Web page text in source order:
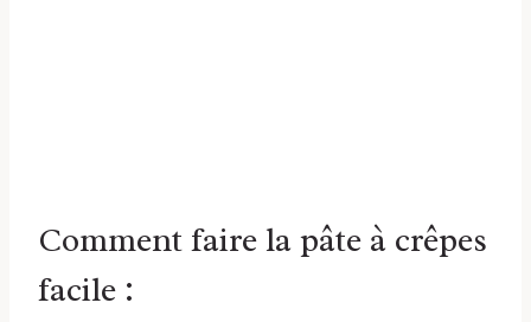
Comment faire la pâte à crêpes
facile :